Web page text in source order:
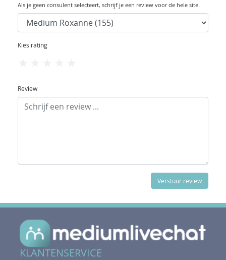
Als je geen consulent selecteert, schrijf je een review voor de hele site.
Kies rating
Review
KLANTENSERVICE